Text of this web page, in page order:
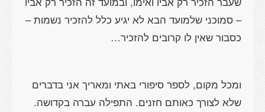
– סמוכני שלמועד הבא לא יגיע כלל להזכיר נשמות –
כסבור שאין לו קרובים להזכיר…
ומכל מקום, לספר סיפורי באתי ומאריך אני בדברים
שלא לצורך כאותם חזנים. התפילה עברה בקדושה.